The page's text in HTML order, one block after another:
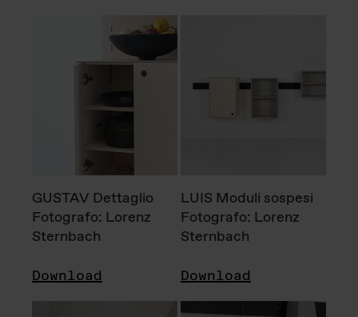
GUSTAV Dettaglio
Fotografo: Lorenz
Sternbach
Download
LUIS Moduli sospesi
Fotografo: Lorenz
Sternbach
Download